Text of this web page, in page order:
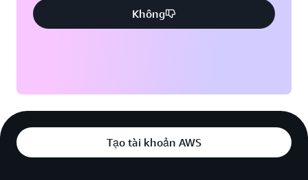
Không
Tạo tài khoản AWS